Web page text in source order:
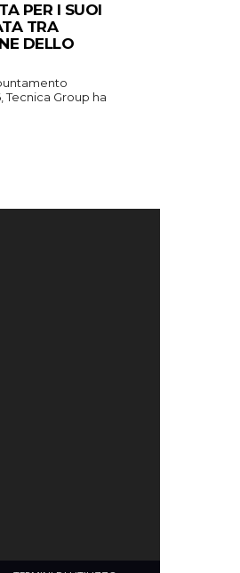
PER I SUOI
TRA
DELLO
Tecnica Group ha